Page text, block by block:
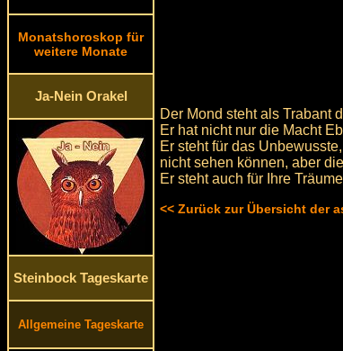
Monatshoroskop für
weitere Monate
Ja-Nein Orakel
Steinbock Tageskarte
Allgemeine Tageskarte
Der Mond steht als Trabant
Er hat nicht nur die Macht
Er steht für das
nicht sehen können, aber
Er steht auch für Ihre
<< Zurück zur Übersicht der